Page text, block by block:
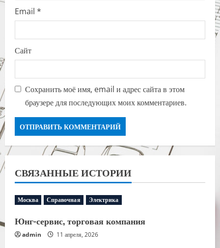
Email *
Сайт
Сохранить моё имя, email и адрес сайта в этом
браузере для последующих моих комментариев.
СВЯЗАННЫЕ ИСТОРИИ
Москва Справочная Электрика
Юнг-сервис, торговая компания
admin 11 апреля, 2026